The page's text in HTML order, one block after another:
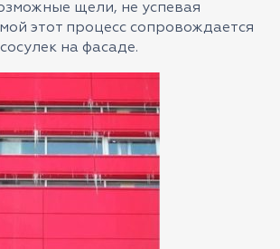
щели, не успевая
этот процесс сопровождается
на фасаде.